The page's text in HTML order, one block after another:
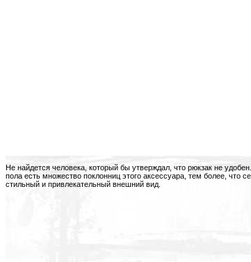
Не найдется человека, который бы утверждал, что рюкзак не
пола есть множество поклонниц этого аксессуара, тем более, что
стильный и привлекательный внешний вид.